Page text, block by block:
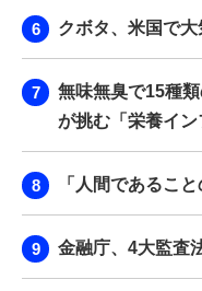
クボタ、米国で
無味無臭で15種
が挑む「栄養イン
「人間であるこ
金融庁、4大監査